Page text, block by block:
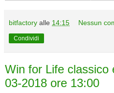
bitfactory alle 14:15 Nessun
Condividi
Win for Life classico
03-2018 ore 13:00